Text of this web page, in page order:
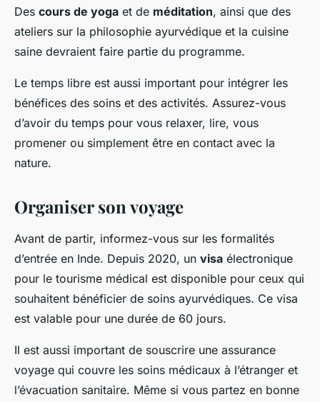
Des cours de yoga et de méditation, ainsi que des
ateliers sur la philosophie ayurvédique et la cuisine
saine devraient faire partie du programme.
Le temps libre est aussi important pour intégrer les
bénéfices des soins et des activités. Assurez-vous
d’avoir du temps pour vous relaxer, lire, vous
promener ou simplement être en contact avec la
nature.
Organiser son voyage
Avant de partir, informez-vous sur les formalités
d’entrée en Inde. Depuis 2020, un visa électronique
pour le tourisme médical est disponible pour ceux qui
souhaitent bénéficier de soins ayurvédiques. Ce visa
est valable pour une durée de 60 jours.
Il est aussi important de souscrire une assurance
voyage qui couvre les soins médicaux à l’étranger et
l’évacuation sanitaire. Même si vous partez en bonne